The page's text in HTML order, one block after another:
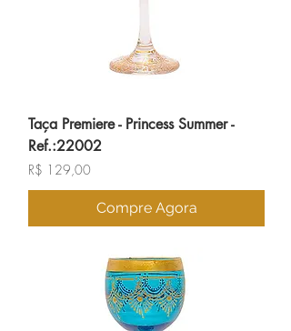
Taça Premiere - Princess Summer -
Ref.:22002
Preço
R$ 129,00
Compre Agora